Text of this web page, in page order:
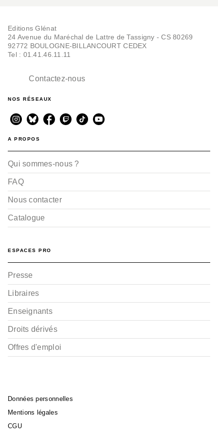
et apportera un épilogue surprenant aux lignes de
vie d’Ellen.
Editions Glénat
24 Avenue du Maréchal de Lattre de Tassigny - CS 80269
92772 BOULOGNE-BILLANCOURT CEDEX
Tel : 01.41.46.11.11
Contactez-nous
NOS RÉSEAUX
A PROPOS
Qui sommes-nous ?
FAQ
Nous contacter
Catalogue
ESPACES PRO
Presse
Libraires
Enseignants
Droits dérivés
Offres d'emploi
Données personnelles
Mentions légales
CGU